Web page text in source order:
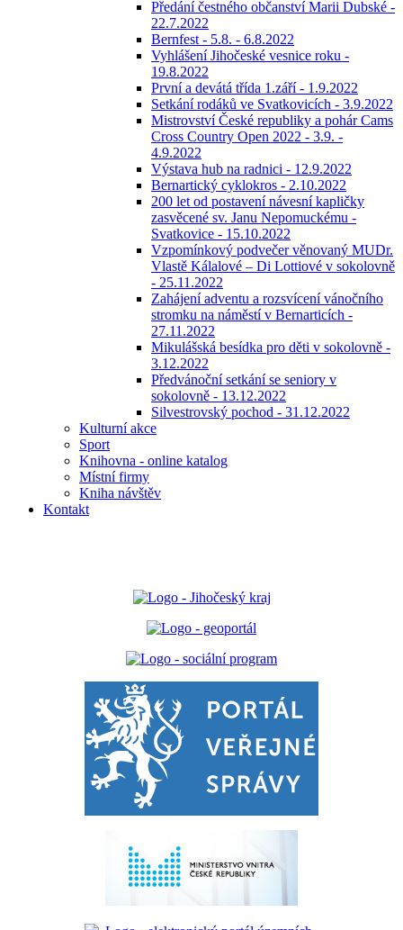
Předání čestného občanství Marii Dubské -
22.7.2022
Bernfest - 5.8. - 6.8.2022
Vyhlášení Jihočeské vesnice roku -
19.8.2022
První a devátá třída 1.září - 1.9.2022
Setkání rodáků ve Svatkovicích - 3.9.2022
Mistrovství České republiky a pohár Cams
Cross Country Open 2022 - 3.9. -
4.9.2022
Výstava hub na radnici - 12.9.2022
Bernartický cyklokros - 2.10.2022
200 let od postavení návesní kapličky
zasvěcené sv. Janu Nepomuckému -
Svatkovice - 15.10.2022
Vzpomínkový podvečer věnovaný MUDr.
Vlastě Kálalové – Di Lottiové v sokolovně
- 25.11.2022
Zahájení adventu a rozsvícení vánočního
stromku na náměstí v Bernarticích -
27.11.2022
Mikulášská besídka pro děti v sokolovně -
3.12.2022
Předvánoční setkání se seniory v
sokolovně - 13.12.2022
Silvestrovský pochod - 31.12.2022
Kulturní akce
Sport
Knihovna - online katalog
Místní firmy
Kniha návštěv
Kontakt